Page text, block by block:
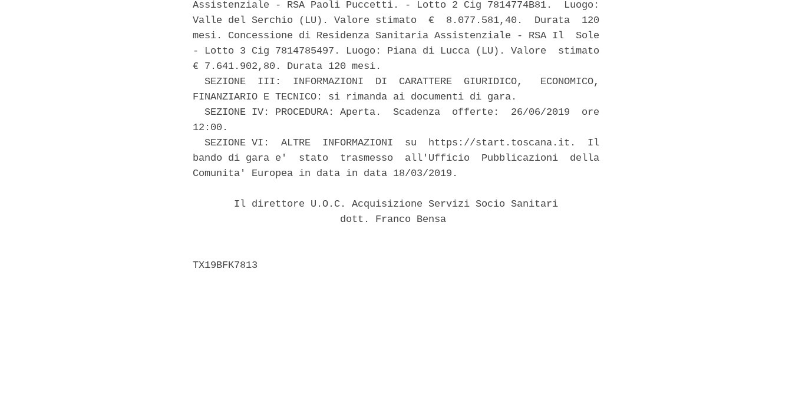
Assistenziale - RSA Paoli Puccetti. - Lotto 2 Cig 7814774B81.  Luogo:
Valle del Serchio (LU). Valore stimato  €  8.077.581,40.  Durata  120
mesi. Concessione di Residenza Sanitaria Assistenziale - RSA Il  Sole
- Lotto 3 Cig 7814785497. Luogo: Piana di Lucca (LU). Valore  stimato
€ 7.641.902,80. Durata 120 mesi.
  SEZIONE  III:  INFORMAZIONI  DI  CARATTERE  GIURIDICO,   ECONOMICO,
FINANZIARIO E TECNICO: si rimanda ai documenti di gara.
  SEZIONE IV: PROCEDURA: Aperta.  Scadenza  offerte:  26/06/2019  ore
12:00.
  SEZIONE VI:  ALTRE  INFORMAZIONI  su  https://start.toscana.it.  Il
bando di gara e'  stato  trasmesso  all'Ufficio  Pubblicazioni  della
Comunita' Europea in data in data 18/03/2019.
       Il direttore U.O.C. Acquisizione Servizi Socio Sanitari
                         dott. Franco Bensa